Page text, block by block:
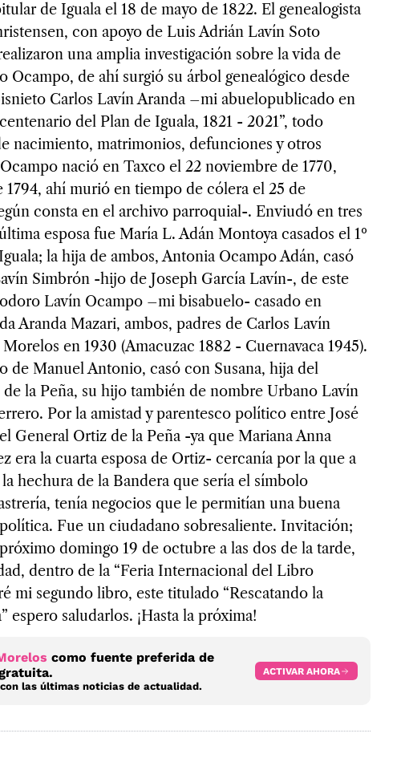
de Iguala el 18 de mayo de 1822. El genealogista
con apoyo de Luis Adrián Lavín Soto
una amplia investigación sobre la vida de
Ocampo, de ahí surgió su árbol genealógico desde
Carlos Lavín Aranda –mi abuelopublicado en
del Plan de Iguala, 1821 - 2021”, todo
nacimiento, matrimonios, defunciones y otros
nació en Taxco el 22 noviembre de 1770,
1794, ahí murió en tiempo de cólera el 25 de
consta en el archivo parroquial-. Enviudó en tres
esposa fue María L. Adán Montoya casados el 1º
la hija de ambos, Antonia Ocampo Adán, casó
Simbrón -hijo de Joseph García Lavín-, de este
Lavín Ocampo –mi bisabuelo- casado en
Aranda Mazari, ambos, padres de Carlos Lavín
en 1930 (Amacuzac 1882 - Cuernavaca 1945).
de Manuel Antonio, casó con Susana, hija del
la Peña, su hijo también de nombre Urbano Lavín
Por la amistad y parentesco político entre José
General Ortiz de la Peña -ya que Mariana Anna
era la cuarta esposa de Ortiz- cercanía por la que a
hechura de la Bandera que sería el símbolo
tenía negocios que le permitían una buena
Fue un ciudadano sobresaliente. Invitación;
domingo 19 de octubre a las dos de la tarde,
dentro de la “Feria Internacional del Libro
mi segundo libro, este titulado “Rescatando la
espero saludarlos. ¡Hasta la próxima!
como fuente preferida de
las últimas noticias de actualidad.
ACTIVAR AHORA